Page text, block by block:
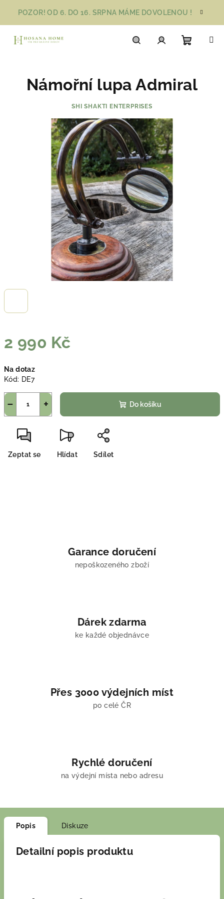
obsah
POZOR! OD 6. DO 16. SRPNA MÁME DOVOLENOU !
košík
2 990 Kč
cena:
Na dotaz
Kód: DE7
+
− Do košíku
Zeptat se Hlídat Sdílet
Námořní lupa Admiral
SHI SHAKTI ENTERPRISES
Garance doručení
nepoškozeného zboží
Dárek zdarma
ke každé objednávce
Přes 3000 výdejních míst
po celé ČR
Rychlé doručení
na výdejní místa nebo adresu
Popis Diskuze
Detailní popis produktu